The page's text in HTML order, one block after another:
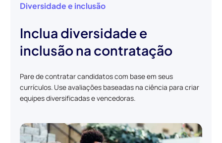
Diversidade e inclusão
Inclua diversidade e
inclusão na contratação
Pare de contratar candidatos com base em seus
currículos. Use avaliações baseadas na ciência para criar
equipes diversificadas e vencedoras.